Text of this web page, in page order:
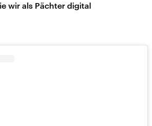
wir als Pächter digital